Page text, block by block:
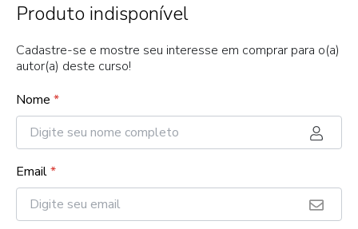
Produto indisponível
Cadastre-se e mostre seu interesse em comprar para o(a)
autor(a) deste curso!
Nome *
Email*